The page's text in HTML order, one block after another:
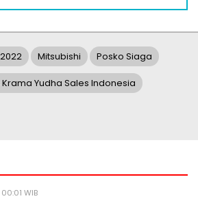
Mitsubishi Posko Siaga
Krama Yudha Sales Indonesia
WIB